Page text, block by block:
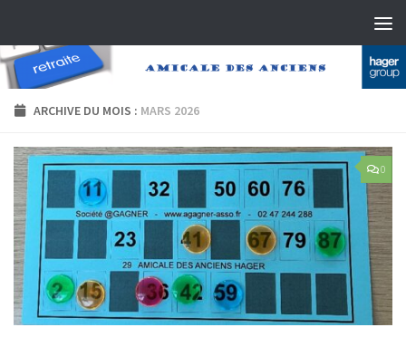
ARCHIVE DU MOIS : MARS 2026
0